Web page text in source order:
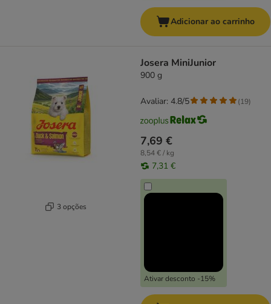
Adicionar ao carrinho
3 opções
Josera MiniJunior
900 g
7,69 €
8,54 € / kg
7,31 €
Ativar desconto -15%
Avaliar: 4.8/5 (19)